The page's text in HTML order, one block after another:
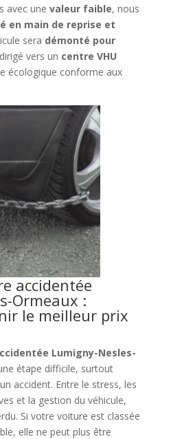
avec une valeur faible, nous
en main de reprise et
sera démonté pour
vers un centre VHU
écologique conforme aux
accidentée
Ormeaux :
le meilleur prix
Lumigny-Nesles-
étape difficile, surtout
accident. Entre le stress, les
et la gestion du véhicule,
Si votre voiture est classée
elle ne peut plus être